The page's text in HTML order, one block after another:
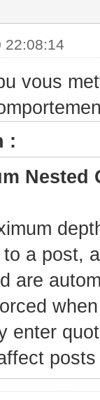
22:08:14
vous
:
Nested
to a post,
are
enter